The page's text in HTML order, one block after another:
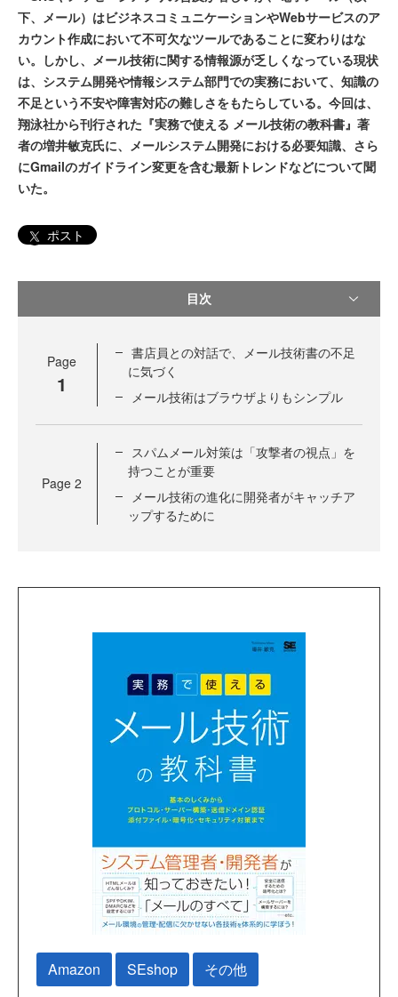
下、メール）はビジネスコミュニケーションやWebサービスのア
カウント作成において不可欠なツールであることに変わりはな
い。しかし、メール技術に関する情報源が乏しくなっている現状
は、システム開発や情報システム部門での実務において、知識の
不足という不安や障害対応の難しさをもたらしている。今回は、
翔泳社から刊行された『実務で使える メール技術の教科書』著
者の増井敏克氏に、メールシステム開発における必要知識、さら
にGmailのガイドライン変更を含む最新トレンドなどについて聞
いた。
ポスト
目次
Page
1
書店員との対話で、メール技術書の不足
に気づく
メール技術はブラウザよりもシンプル
Page 2
スパムメール対策は「攻撃者の視点」を
持つことが重要
メール技術の進化に開発者がキャッチア
ップするために
Amazon SEshop その他